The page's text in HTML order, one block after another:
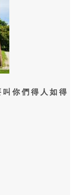
叫 你 們 得 人 如 得